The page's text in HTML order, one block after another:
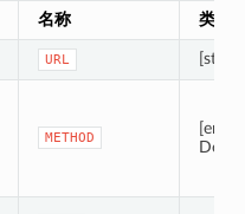
名称 类型
URL
METHOD